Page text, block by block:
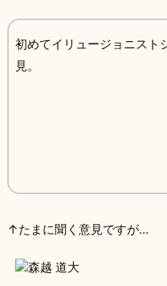
初めてイリュージョニスト
見。
↑たまに聞く意見ですが…